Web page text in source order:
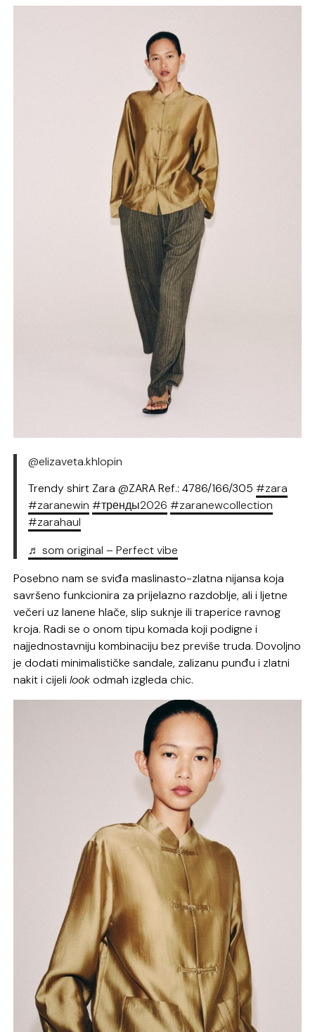
@elizaveta.khlopin
Trendy shirt Zara @ZARA Ref.: 4786/166/305#zara
#zaranewin #тренды2026 #zaranewcollection
#zarahaul
♬ som original – Perfect vibe
Posebno nam se sviđa maslinasto-zlatna nijansa koja
savršeno funkcionira za prijelazno razdoblje, ali i ljetne
večeri uz lanene hlače, slip suknje ili traperice ravnog
kroja. Radi se o onom tipu komada koji podigne i
najjednostavniju kombinaciju bez previše truda. Dovoljno
je dodati minimalističke sandale, zalizanu punđu i zlatni
nakit i cijelilookodmah izgleda chic.